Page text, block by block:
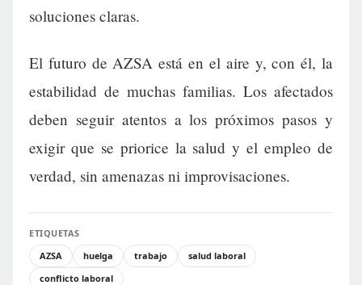
soluciones claras.
El futuro de AZSA está en el aire y, con él, la
estabilidad de muchas familias. Los afectados
deben seguir atentos a los próximos pasos y
exigir que se priorice la salud y el empleo de
verdad, sin amenazas ni improvisaciones.
ETIQUETAS
AZSA
huelga trabajo
salud laboral
conflicto laboral